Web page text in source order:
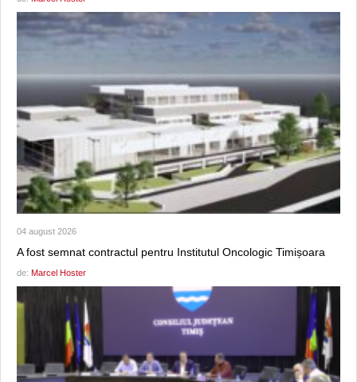
04 august 2026
A fost semnat contractul pentru Institutul Oncologic Timișoara
de: Marcel Hoster